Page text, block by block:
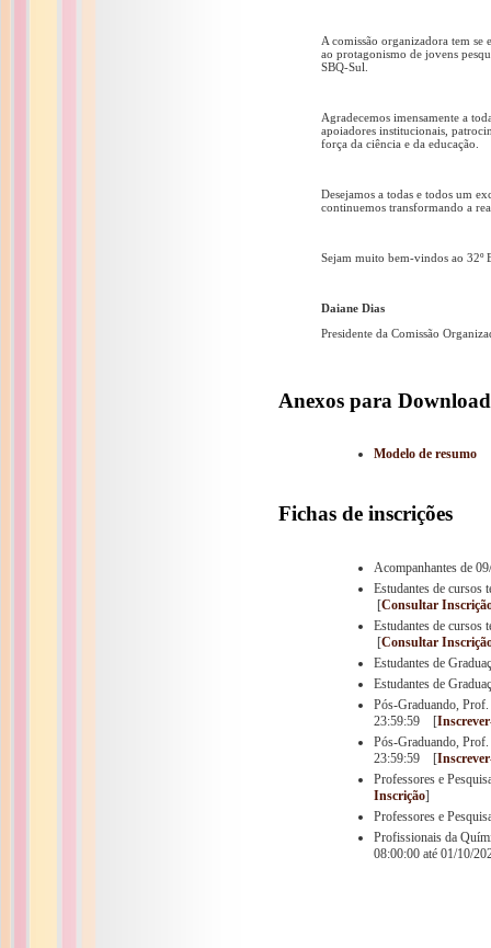
A comissão organizadora tem se
ao protagonismo de jovens
SBQ-Sul.
Agradecemos imensamente a
apoiadores institucionais,
força da ciência e da educação.
Desejamos a todas e todos um
continuemos transformando a
Sejam muito bem-vindos ao 32º
Daiane Dias
Presidente da Comissão
Anexos para Download
Modelo de resumo
Fichas de inscrições
Acompanhantes de
Estudantes de
[Consultar
Estudantes de
[Consultar
Estudantes de
Estudantes de
Pós-Graduando,
23:59:59 [
Pós-Graduando,
23:59:59 [
Professores e
Inscrição]
Professores e
Profissionais da
08:00:00 até 01/10/